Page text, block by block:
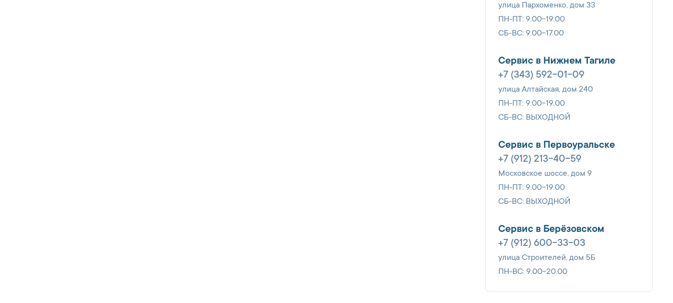
улица Пархоменко, дом 33
ПН-ПТ: 9.00-19.00
СБ-ВС: 9.00-17.00
Сервис в Нижнем Тагиле
+7 (343) 592-01-09
улица Алтайская, дом 240
ПН-ПТ: 9.00-19.00
СБ-ВС: ВЫХОДНОЙ
Сервис в Первоуральске
+7 (912) 213-40-59
Московское шоссе, дом 9
ПН-ПТ: 9.00-19.00
СБ-ВС: ВЫХОДНОЙ
Сервис в Берёзовском
+7 (912) 600-33-03
улица Строителей, дом 5Б
ПН-ВС: 9.00-20.00